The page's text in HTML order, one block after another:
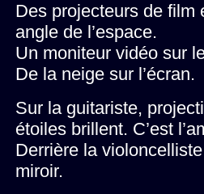
Des projecteurs de film
angle de l’espace.
Un moniteur vidéo sur
De la neige sur l’écran.
Sur la guitariste,
étoiles brillent. C’est
Derrière la
miroir.